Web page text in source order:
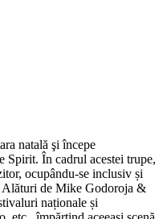
natală şi începe
În cadrul acestei trupe,
ocupându-se inclusiv și
Alături de Mike Godoroja &
naționale și